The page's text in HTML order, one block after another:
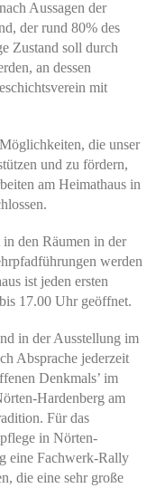
Aussagen der
der rund 80% des
Zustand soll durch
an dessen
mit
die unser
und zu fördern,
am Heimathaus in
den Räumen in der
werden
ist jeden ersten
17.00 Uhr geöffnet.
in der Ausstellung im
Absprache jederzeit
Denkmals’ im
Hardenberg am
Für das
in Nörten-
eine Fachwerk-Rally
die eine sehr große